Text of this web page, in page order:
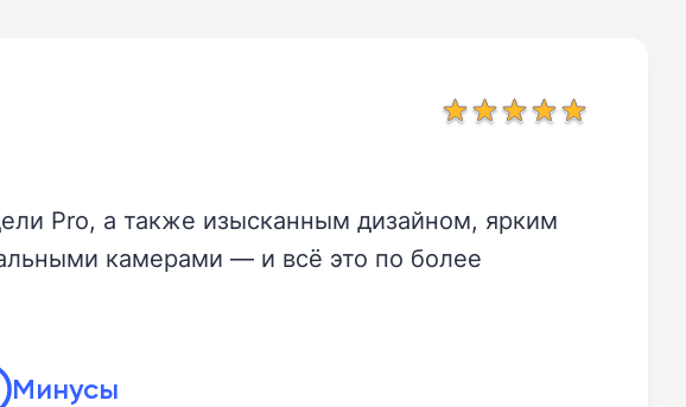
Pro, а также изысканным дизайном, ярким
камерами — и всё это по более
Минусы